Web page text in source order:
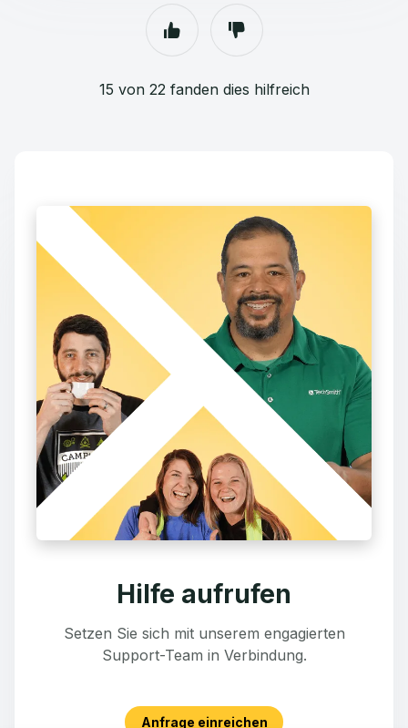
15 von 22 fanden dies hilfreich
Hilfe aufrufen
Setzen Sie sich mit unserem engagierten
Support-Team in Verbindung.
Anfrage einreichen